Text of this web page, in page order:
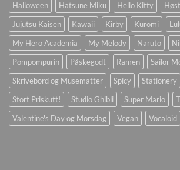
Halloween
Hatsune Miku Hello Kitty
Jujutsu Kaisen
Kawaii Kirby Kuromi
My Hero Academia
My Melody Naruto
Pompompurin
Påskegodt Ramen Sailor
Skrivebord og Musematter
Spicy Stationery
Stort Priskutt!
Studio Ghibli Super Mario
Valentine's Day og Morsdag
Vegan Vocaloid